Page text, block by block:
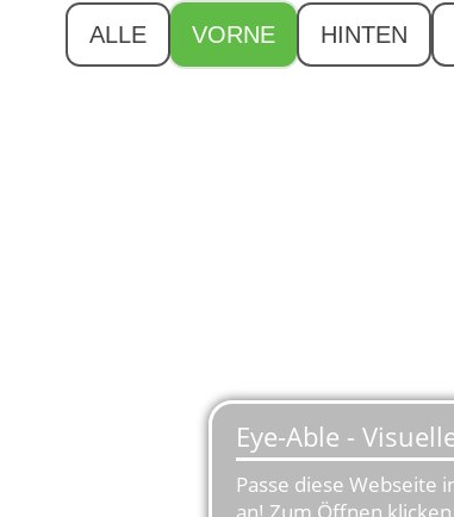
ALLE VORNE HINTEN